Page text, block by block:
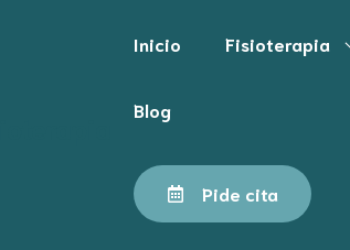
Inicio Fisioterapia
Blog
Pide cita
dolor